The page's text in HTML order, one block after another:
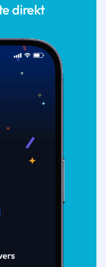
direkt